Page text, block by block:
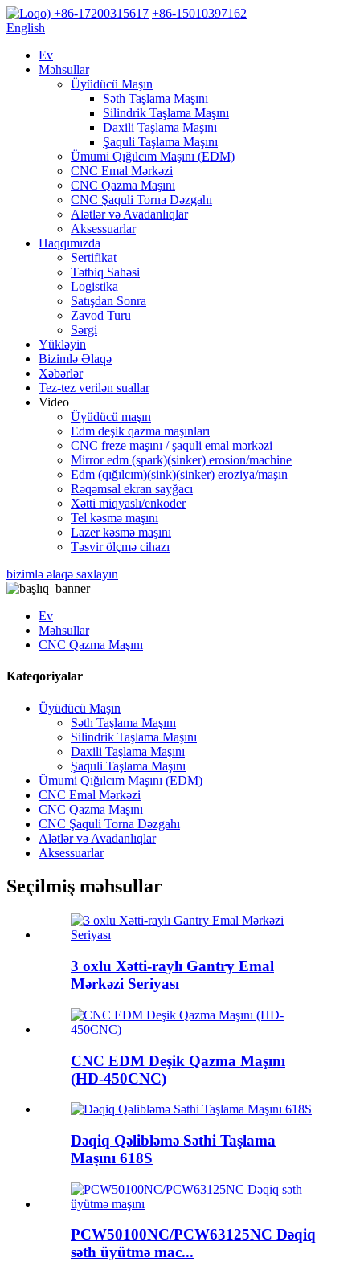
+86-17200315617 +86-15010397162
English
Ev
Məhsullar
Üyüdücü Maşın
Səth Taşlama Maşını
Silindrik Taşlama Maşını
Daxili Taşlama Maşını
Şaquli Taşlama Maşını
Ümumi Qığılcım Maşını (EDM)
CNC Emal Mərkəzi
CNC Qazma Maşını
CNC Şaquli Torna Dəzgahı
Alətlər və Avadanlıqlar
Aksessuarlar
Haqqımızda
Sertifikat
Tətbiq Sahəsi
Logistika
Satışdan Sonra
Zavod Turu
Sərgi
Yükləyin
Bizimlə Əlaqə
Xəbərlər
Tez-tez verilən suallar
Video
Üyüdücü maşın
Edm deşik qazma maşınları
CNC freze maşını / şaquli emal mərkəzi
Mirror edm (spark)(sinker) erosion/machine
Edm (qığılcım)(sink)(sinker) eroziya/maşın
Rəqəmsal ekran sayğacı
Xətti miqyaslı/enkoder
Tel kəsmə maşını
Lazer kəsmə maşını
Təsvir ölçmə cihazı
bizimlə əlaqə saxlayın
Ev
Məhsullar
CNC Qazma Maşını
Kateqoriyalar
Üyüdücü Maşın
Səth Taşlama Maşını
Silindrik Taşlama Maşını
Daxili Taşlama Maşını
Şaquli Taşlama Maşını
Ümumi Qığılcım Maşını (EDM)
CNC Emal Mərkəzi
CNC Qazma Maşını
CNC Şaquli Torna Dəzgahı
Alətlər və Avadanlıqlar
Aksessuarlar
Seçilmiş məhsullar
3 oxlu Xətti-raylı Gantry Emal
Mərkəzi Seriyası
CNC EDM Deşik Qazma Maşını
(HD-450CNC)
Dəqiq Qəlibləmə Səthi Taşlama
Maşını 618S
PCW50100NC/PCW63125NC Dəqiq
səth üyütmə mac...